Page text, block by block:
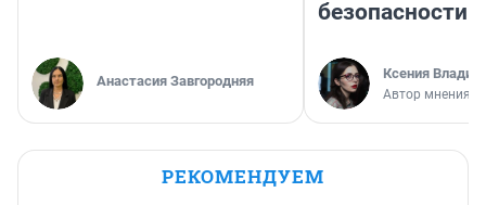
Анастасия Завгородняя
безопасности
Ксения
Автор мнения
РЕКОМЕНДУЕМ